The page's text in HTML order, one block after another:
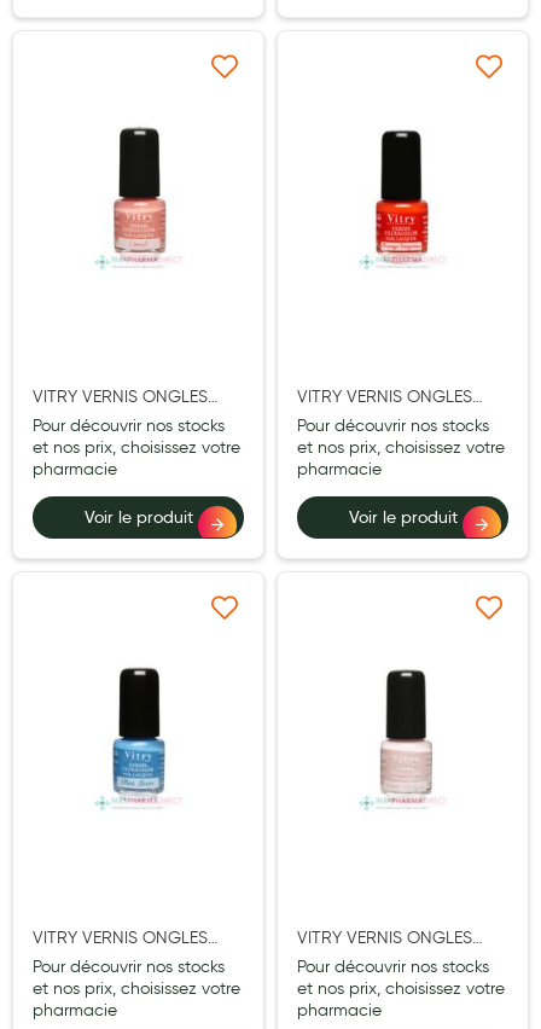
Nutrition clinique
Solaire et moustique
Piqûres insectes
Contention veineuse
Contactologie
Soins ORL
Anti acariens, anti gale, anti tiques, insectifuges
Incontinence
Ronflement
Lunettes
Piluliers
VITRY VERNIS ONGLES
CORAIL MINI 4ML
Pour découvrir nos stocks
et nos prix, choisissez votre
pharmacie
Voir le produit
Ajouter à ma liste d’envie
VITRY VERNIS ONGLES
ORANGE SANGUINE MINI
4ML
Pour découvrir nos stocks
et nos prix, choisissez votre
pharmacie
Voir le produit
Ajouter à ma liste
VITRY VERNIS ONGLES
BLEU JEANS MINI 4ML
Pour découvrir nos stocks
et nos prix, choisissez votre
pharmacie
Ajouter à ma liste d’envie
VITRY VERNIS ONGLES
ROSE DRAGEE MINI 4ML
Pour découvrir nos stocks
et nos prix, choisissez votre
pharmacie
Ajouter à ma liste